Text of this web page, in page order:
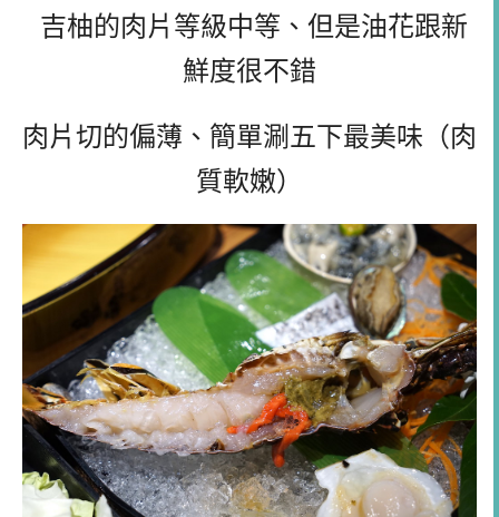
吉柚的肉片等級中等、但是油花跟新
鮮度很不錯
肉片切的偏薄、簡單涮五下最美味（肉
質軟嫩）